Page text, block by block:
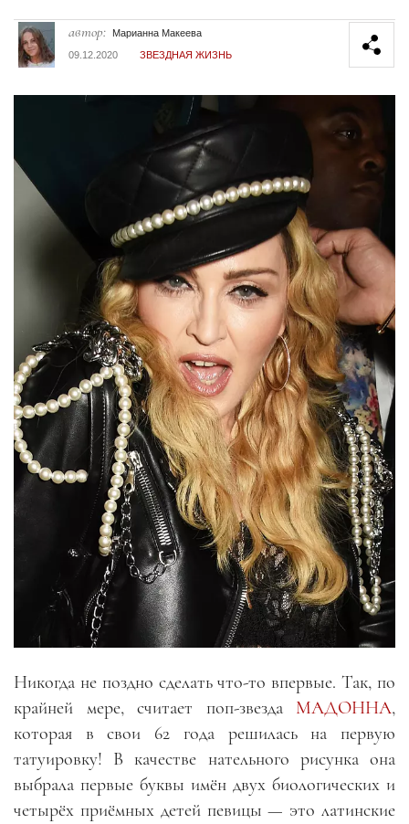
автор:
Марианна Макеева
09.12.2020
ЗВЕЗДНАЯ ЖИЗНЬ
Никогда не поздно сделать что-то впервые. Так, по
крайней мере, считает поп-звезда МАДОННА,
которая в свои 62 года решилась на первую
татуировку! В качестве нательного рисунка она
выбрала первые буквы имён двух биологических и
четырёх приёмных детей певицы— это латинские